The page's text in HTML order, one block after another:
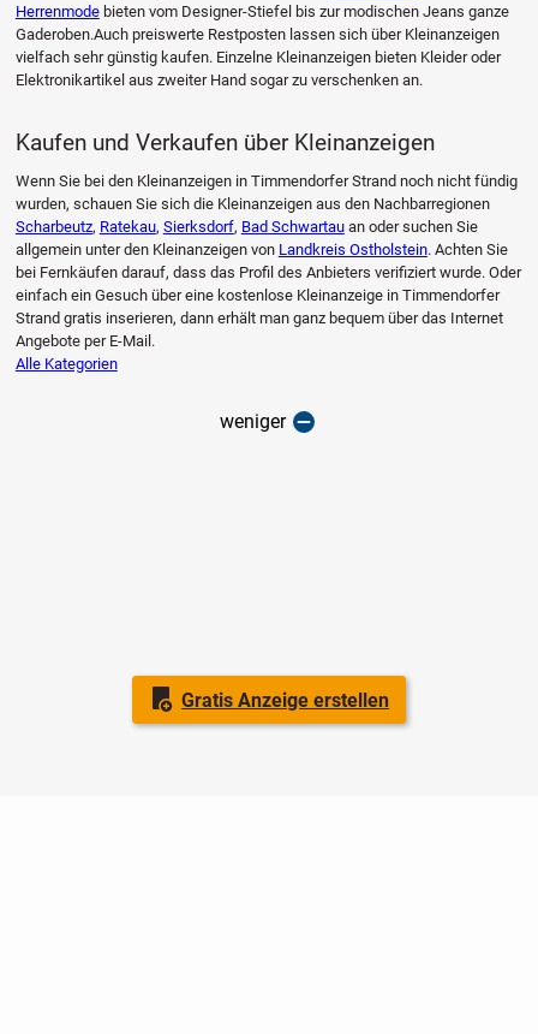
Gratis Anzeige erstellen
Herrenmodebieten vom Designer-Stiefel bis zur modischen Jeans ganze
Gaderoben.Auch preiswerte Restposten lassen sich über Kleinanzeigen
vielfach sehr günstig kaufen. Einzelne Kleinanzeigen bieten Kleider oder
Elektronikartikel aus zweiter Hand sogar zu verschenken an.
Kaufen und Verkaufen über Kleinanzeigen
Wenn Sie bei den Kleinanzeigen in Timmendorfer Strand noch nicht fündig
wurden, schauen Sie sich die Kleinanzeigen aus den Nachbarregionen
Scharbeutz, Ratekau, Sierksdorf, Bad Schwartauan oder suchen Sie
allgemein unter den Kleinanzeigen von Landkreis Ostholstein. Achten Sie
bei Fernkäufen darauf, dass das Profil des Anbieters verifiziert wurde. Oder
einfach ein Gesuch über eine kostenlose Kleinanzeige in Timmendorfer
Strand gratis inserieren, dann erhält man ganz bequem über das Internet
Angebote per E-Mail.
Alle Kategorien
weniger